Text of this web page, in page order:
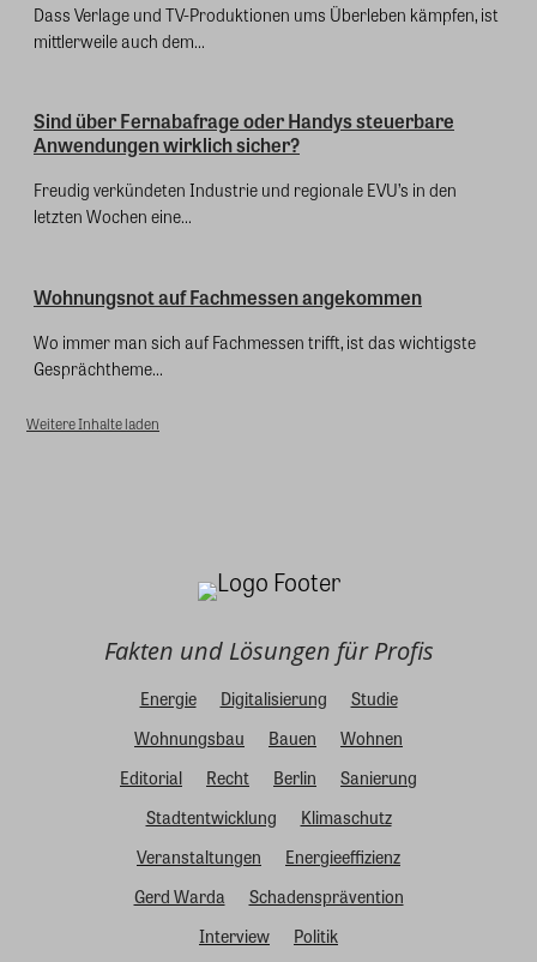
Dass Verlage und TV-Produktionen ums Überleben kämpfen, ist
mittlerweile auch dem...
Sind über Fernabafrage oder Handys steuerbare
Anwendungen wirklich sicher?
Freudig verkündeten Industrie und regionale EVU’s in den
letzten Wochen eine...
Wohnungsnot auf Fachmessen angekommen
Wo immer man sich auf Fachmessen trifft, ist das wichtigste
Gesprächtheme...
Weitere Inhalte laden
Fakten und Lösungen für Profis
Energie Digitalisierung
Studie
Wohnungsbau
Bauen
Wohnen
Editorial
Recht Berlin
Sanierung
Stadtentwicklung
Klimaschutz
Veranstaltungen
Energieeffizienz
Gerd Warda
Schadensprävention
Interview
Politik